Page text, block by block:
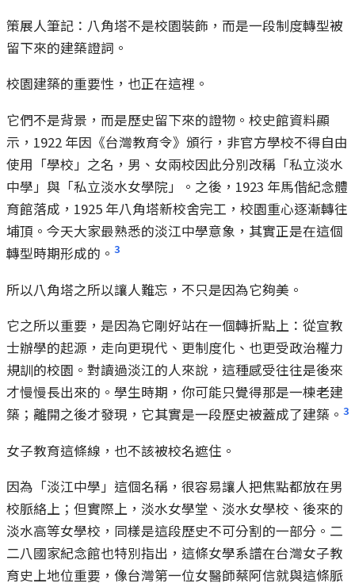
策展人筆記：八角塔不是校園裝飾，而是一段制度轉型被
留下來的建築證詞。
校園建築的重要性，也正在這裡。
它們不是背景，而是歷史留下來的證物。校史館資料顯
示，1922 年因《台灣教育令》頒行，非官方學校不得自由
使用「學校」之名，男、女兩校因此分別改稱「私立淡水
中學」與「私立淡水女學院」。之後，1923 年馬偕紀念體
育館落成，1925 年八角塔新校舍完工，校園重心逐漸轉往
埔頂。今天大家最熟悉的淡江中學意象，其實正是在這個
轉型時期形成的。 3
所以八角塔之所以讓人難忘，不只是因為它夠美。
它之所以重要，是因為它剛好站在一個轉折點上：從宣教
士辦學的起源，走向更現代、更制度化、也更受政治權力
規訓的校園。對讀過淡江的人來說，這種感受往往是後來
才慢慢長出來的。學生時期，你可能只覺得那是一棟老建
築；離開之後才發現，它其實是一段歷史被蓋成了建築。 3
女子教育這條線，也不該被校名遮住。
因為「淡江中學」這個名稱，很容易讓人把焦點都放在男
校脈絡上；但實際上，淡水女學堂、淡水女學校、後來的
淡水高等女學校，同樣是這段歷史不可分割的一部分。二
二八國家紀念館也特別指出，這條女學系譜在台灣女子教
育史上地位重要，像台灣第一位女醫師蔡阿信就與這條脈